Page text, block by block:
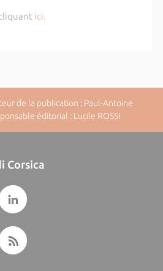
ici.
de la publication : Paul-Antoine
éditorial : Lucile ROSSI
Corsica